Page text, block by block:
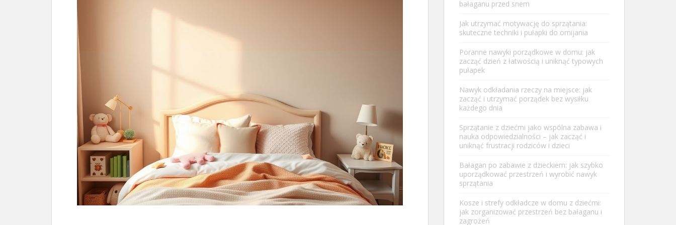
bałaganu przed snem
Jak utrzymać motywację do sprzątania:
skuteczne techniki i pułapki do omijania
Poranne nawyki porządkowe w domu: jak
zacząć dzień z łatwością i uniknąć typowych
pułapek
Nawyk odkładania rzeczy na miejsce: jak
zacząć i utrzymać porządek bez wysiłku
każdego dnia
Sprzątanie z dziećmi jako wspólna zabawa i
nauka odpowiedzialności – jak zacząć i
uniknąć frustracji rodziców i dzieci
Bałagan po zabawie z dzieckiem: jak szybko
uporządkować przestrzeń i wyrobić nawyk
sprzątania
Kosze i strefy odkładcze w domu z dziećmi:
jak zorganizować przestrzeń bez bałaganu i
zagrożeń